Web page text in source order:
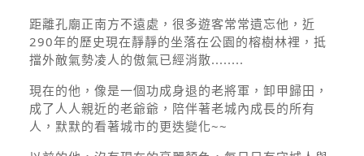
距離孔廟正南方不遠處，很多遊客常常遺忘他，近
290年的歷史現在靜靜的坐落在公園的榕樹林裡，抵
擋外敵氣勢凌人的傲氣已經消散........
現在的他，像是一個功成身退的老將軍，卸甲歸田，
成了人人親近的老爺爺，陪伴著老城內成長的所有
人，默默的看著城市的更迭變化~~